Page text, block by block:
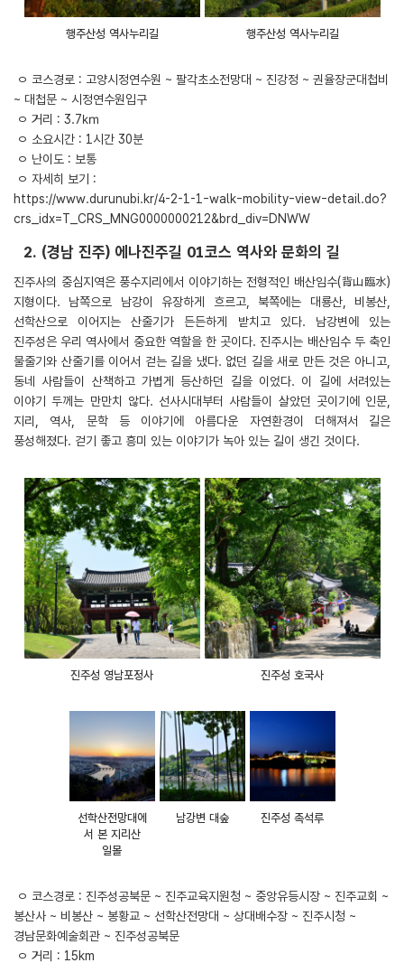
행주산성 역사누리길 행주산성 역사누리길
ㅇ 코스경로 : 고양시정연수원 ~ 팔각초소전망대 ~ 진강정 ~ 권율장군대첩비
~ 대첩문 ~ 시정연수원입구
ㅇ 거리 : 3.7㎞
ㅇ 소요시간 : 1시간 30분
ㅇ 난이도 : 보통
ㅇ 자세히 보기 :
https://www.durunubi.kr/4-2-1-1-walk-mobility-view-detail.do?
crs_idx=T_CRS_MNG0000000212&brd_div=DNWW
2. (경남 진주) 에나진주길 01코스 역사와 문화의 길
진주사의 중심지역은 풍수지리에서 이야기하는 전형적인 배산임수(背山臨水)
지형이다. 남쪽으로 남강이 유장하게 흐르고, 북쪽에는 대룡산, 비봉산,
선학산으로 이어지는 산줄기가 든든하게 받치고 있다. 남강변에 있는
진주성은 우리 역사에서 중요한 역할을 한 곳이다. 진주시는 배산임수 두 축인
물줄기와 산줄기를 이어서 걷는 길을 냈다. 없던 길을 새로 만든 것은 아니고,
동네 사람들이 산책하고 가볍게 등산하던 길을 이었다. 이 길에 서려있는
이야기 두께는 만만치 않다. 선사시대부터 사람들이 살았던 곳이기에 인문,
지리, 역사, 문학 등 이야기에 아름다운 자연환경이 더해져서 길은
풍성해졌다. 걷기 좋고 흥미 있는 이야기가 녹아 있는 길이 생긴 것이다.
진주성 영남포정사 진주성 호국사
선학산전망대에
서 본 지리산
일몰
남강변 대숲 진주성 촉석루
ㅇ 코스경로 : 진주성공북문 ~ 진주교육지원청 ~ 중앙유등시장 ~ 진주교회 ~
봉산사 ~ 비봉산 ~ 봉황교 ~ 선학산전망대 ~ 상대배수장 ~ 진주시청 ~
경남문화예술회관 ~ 진주성공북문
ㅇ 거리 : 15km